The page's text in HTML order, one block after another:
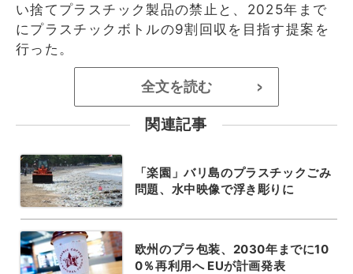
い捨てプラスチック製品の禁止と、2025年まで
にプラスチックボトルの9割回収を目指す提案を
行った。
全文を読む >
関連記事
「楽園」バリ島のプラスチックごみ
問題、水中映像で浮き彫りに
欧州のプラ包装、2030年までに10
0％再利用へ EUが計画発表